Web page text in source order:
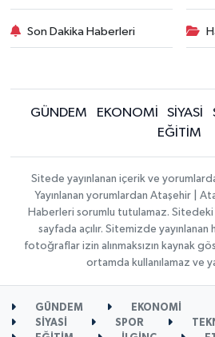
Son Dakika Haberleri
GÜNDEM EKONOMİ SİYASİ
EĞİTİM
Sitede yayınlanan içerik ve
Yayınlanan yorumlardan Ataşehir |
Haberleri sorumlu tutulamaz. Sitedeki
sayfada açılır. Sitemizde yayınlanan
fotoğraflar izin alınmaksızın kaynak
ortamda kullanılamaz ve
GÜNDEM
EKONOMİ
SİYASİ
SPOR